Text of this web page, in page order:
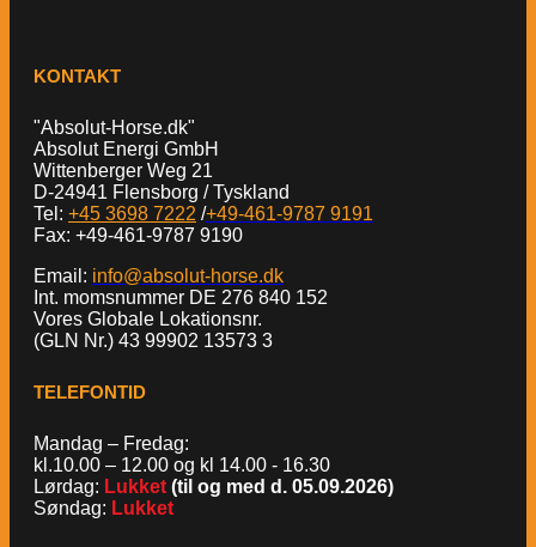
KONTAKT
"Absolut-Horse.dk"
Absolut Energi GmbH
Wittenberger Weg 21
D-24941 Flensborg / Tyskland
Tel: +45 3698 7222 /+49-461-9787 9191
Fax: +49-461-9787 9190
Email: info@absolut-horse.dk
Int. momsnummer DE 276 840 152
Vores Globale Lokationsnr.
(GLN Nr.) 43 99902 13573 3
TELEFONTID
Mandag – Fredag:
kl.10.00 – 12.00 og kl 14.00 - 16.30
Lørdag: Lukket (til og med d. 05.09.2026)
Søndag: Lukket